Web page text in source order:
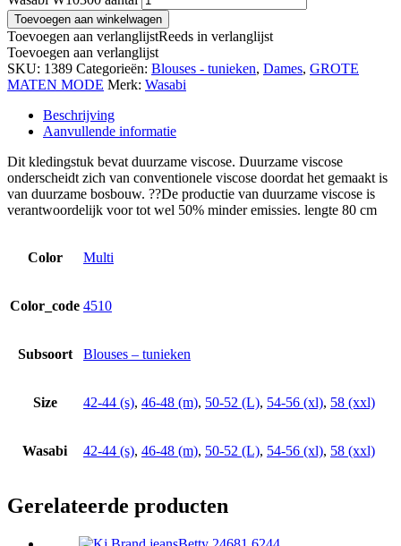
Toevoegen aan winkelwagen
Toevoegen aan verlanglijstReeds in verlanglijst
Toevoegen aan verlanglijst
SKU: 1389 Categorieën: Blouses - tunieken, Dames, GROTE
MATEN MODE Merk: Wasabi
Beschrijving
Aanvullende informatie
Dit kledingstuk bevat duurzame viscose. Duurzame viscose
onderscheidt zich van conventionele viscose doordat het gemaakt is
van duurzame bosbouw. ??De productie van duurzame viscose is
verantwoordelijk voor tot wel 50% minder emissies. lengte 80 cm
Color Multi
Color_code 4510
Subsoort Blouses – tunieken
Size 42-44 (s), 46-48 (m), 50-52 (L), 54-56 (xl), 58 (xxl)
Wasabi 42-44 (s), 46-48 (m), 50-52 (L), 54-56 (xl), 58 (xxl)
Gerelateerde producten